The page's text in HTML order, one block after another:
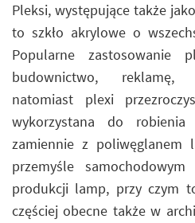
Pleksi, występujące także
to szkło akrylowe o
Popularne zastosowanie
budownictwo, reklamę,
natomiast plexi
wykorzystana do
zamiennie z poliwęglanem
przemyśle
produkcji lamp, przy czym
częściej obecne także w